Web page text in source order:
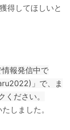
得してほしいと
報発信中で
」で、ま
ださい。
しました。